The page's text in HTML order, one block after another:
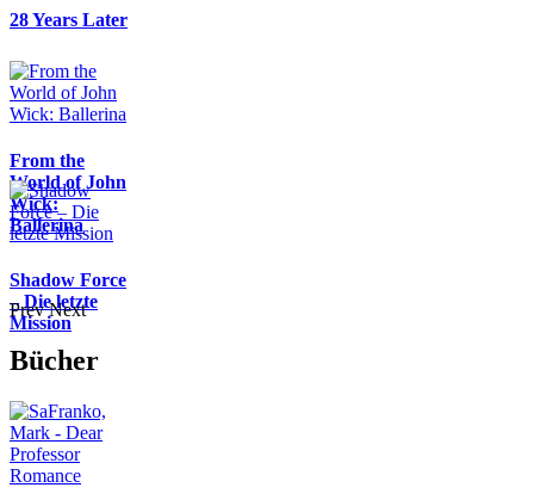
28 Years Later
From the
World of John
Wick:
Ballerina
Shadow Force
– Die letzte
Mission
Prev Next
Bücher